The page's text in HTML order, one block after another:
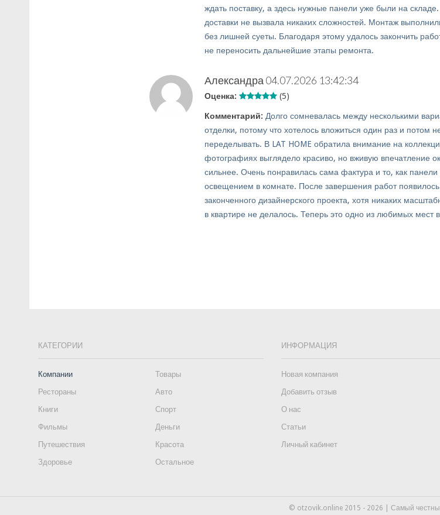
ждать поставку, а здесь нужные панели уже были на
доставки не вызвала никаких сложностей. Монтаж
без лишней суеты. Благодаря этому удалось закончить
не переносить дальнейшие этапы ремонта.
Александра 04.07.2026 13:42:34
Оценка: (5)
Комментарий: Долго сомневалась между несколькими
отделки, потому что хотелось вложиться один раз и потом
переделывать. В LAT HOME обратила внимание на
фотографиях выглядело красиво, но вживую впечатление
сильнее. Очень понравилась сама фактура и то, как панели
освещением в комнате. После завершения работ
законченного дизайнерского проекта, хотя никаких
в квартире не делалось. Теперь это одно из любимых мест
КАТЕГОРИИ
Компании
Товары
Рестораны
Авто
Книги
Спорт
Фильмы
Деньги
Путешествия
Красота
Здоровье
Остальное
ИНФОРМАЦИЯ
Новая компания
Добавить отзыв
О нас
Статьи
Личный кабинет
© otzovik.online 2015 - 2026 | Самый